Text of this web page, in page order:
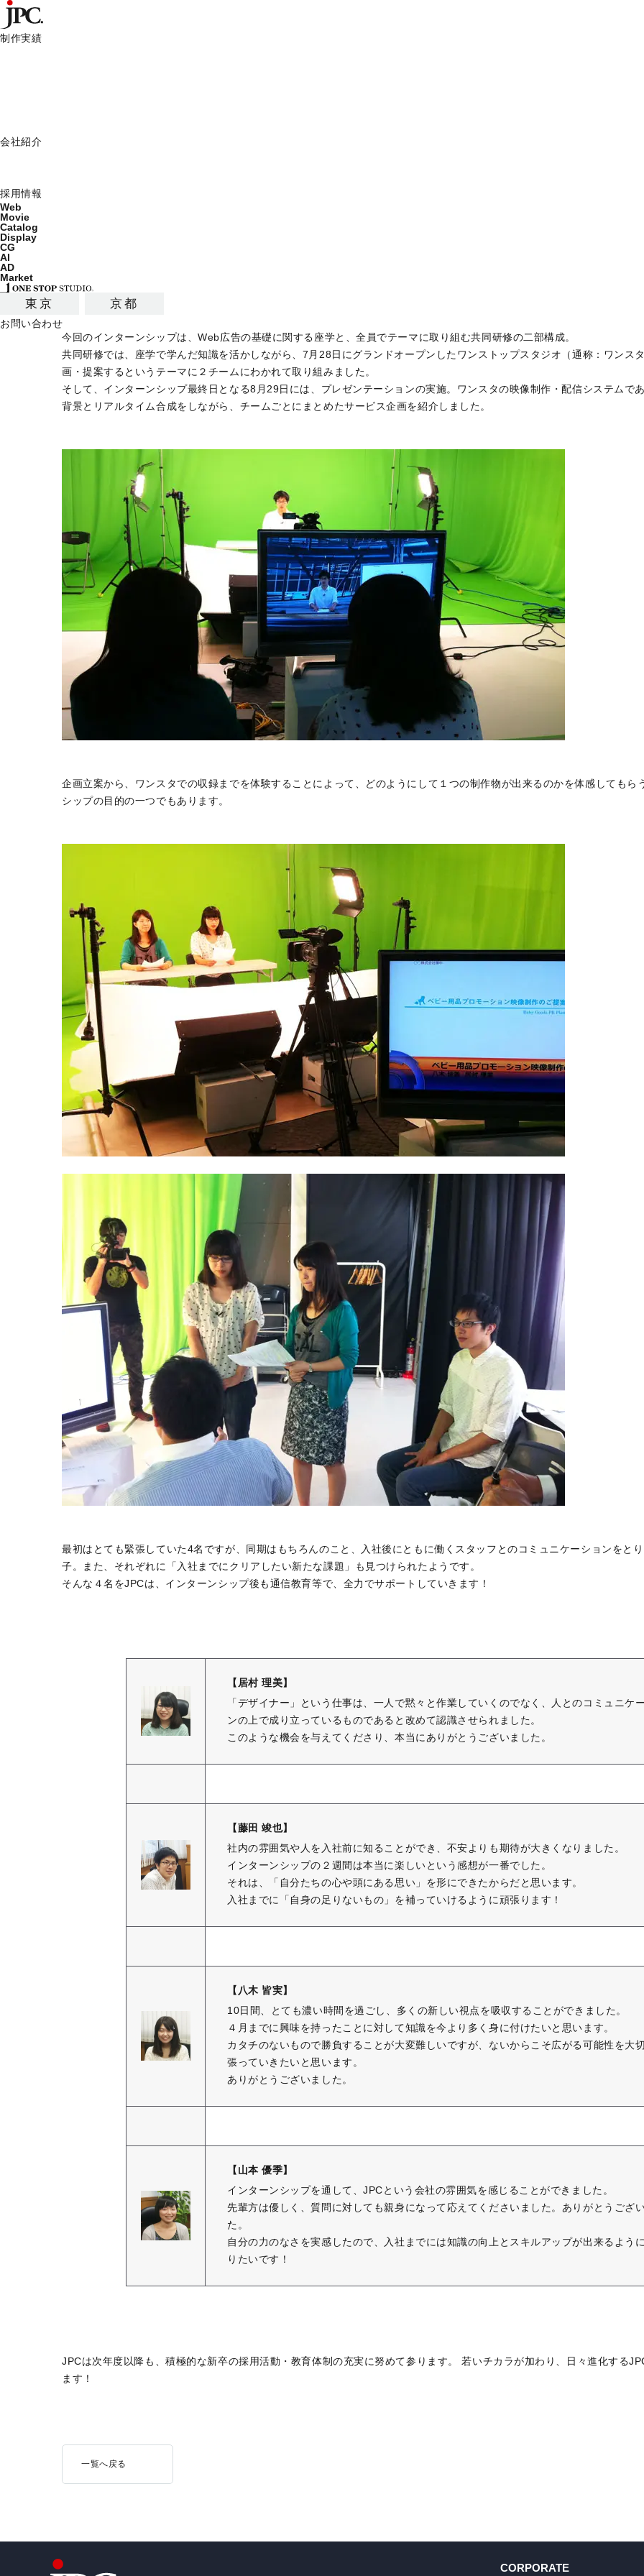
制作実績
会社紹介
採用情報
Web
Movie
Catalog
Display
CG
AI
AD
Market
東京 京都
お問い合わせ
8月18日（月）～8月29日（金）の2週間、京都本社にて2015年度4月入社予定者4名を対象として実施したインターンシッ
今回のインターンシップは、Web広告の基礎に関する座学と、全員でテーマに取り組む共同研修の二部構成。
共同研修では、座学で学んだ知識を活かしながら、7月28日にグランドオープンしたワンストップスタジオ（通称：ワンス
画・提案するというテーマに２チームにわかれて取り組みました。
そして、インターンシップ最終日となる8月29日には、プレゼンテーションの実施。ワンスタの映像制作・配信システムで
背景とリアルタイム合成をしながら、チームごとにまとめたサービス企画を紹介しました。
企画立案から、ワンスタでの収録までを体験することによって、どのようにして１つの制作物が出来るのかを体感してもら
シップの目的の一つでもあります。
最初はとても緊張していた4名ですが、同期はもちろんのこと、入社後にともに働くスタッフとのコミュニケーションをと
子。また、それぞれに「入社までにクリアしたい新たな課題」も見つけられたようです。
そんな４名をJPCは、インターンシップ後も通信教育等で、全力でサポートしていきます！
【居村 理美】
「デザイナー」という仕事は、一人で黙々と作業していくのでなく、人とのコミュニケ
ンの上で成り立っているものであると改めて認識させられました。
このような機会を与えてくださり、本当にありがとうございました。
【藤田 竣也】
社内の雰囲気や人を入社前に知ることができ、不安よりも期待が大きくなりました。
インターンシップの２週間は本当に楽しいという感想が一番でした。
それは、「自分たちの心や頭にある思い」を形にできたからだと思います。
入社までに「自身の足りないもの」を補っていけるように頑張ります！
【八木 皆実】
10日間、とても濃い時間を過ごし、多くの新しい視点を吸収することができました。
４月までに興味を持ったことに対して知識を今より多く身に付けたいと思います。
カタチのないもので勝負することが大変難しいですが、ないからこそ広がる可能性を大
張っていきたいと思います。
ありがとうございました。
【山本 優季】
インターンシップを通して、JPCという会社の雰囲気を感じることができました。
先輩方は優しく、質問に対しても親身になって応えてくださいました。ありがとうござ
た。
自分の力のなさを実感したので、入社までには知識の向上とスキルアップが出来るよう
りたいです！
JPCは次年度以降も、積極的な新卒の採用活動・教育体制の充実に努めて参ります。 若いチカラが加わり、日々進化する
ます！
一覧へ戻る
CORPORATE